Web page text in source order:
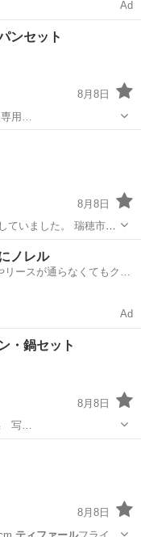
Ad
ンセット
8月8日
用…
8月8日
ていました。 瑞穂市ま
先します。 使用年
穂市内 自宅マンショ
ノレル
ースが通らなくてもクル
Ad
・鍋セット
8月8日
写…
8月8日